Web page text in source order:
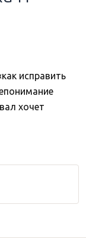
исправить
хочет